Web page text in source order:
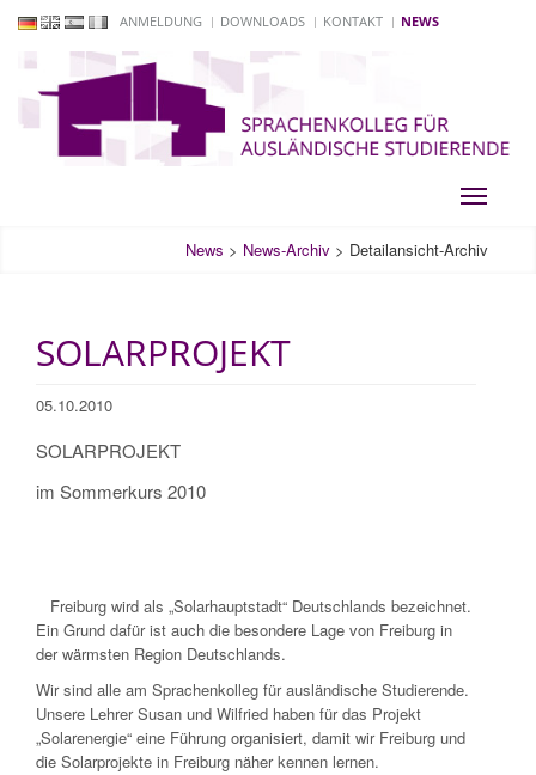
ANMELDUNG DOWNLOADS KONTAKT NEWS
Toggle
News > News-Archiv > Detailansicht-Archiv
SOLARPROJEKT
05.10.2010
SOLARPROJEKT
im Sommerkurs 2010
Freiburg wird als „Solarhauptstadt“ Deutschlands bezeichnet.
Ein Grund dafür ist auch die besondere Lage von Freiburg in
der wärmsten Region Deutschlands.
Wir sind alle am Sprachenkolleg für ausländische Studierende.
Unsere Lehrer Susan und Wilfried haben für das Projekt
„Solarenergie“ eine Führung organisiert, damit wir Freiburg und
die Solarprojekte in Freiburg näher kennen lernen.